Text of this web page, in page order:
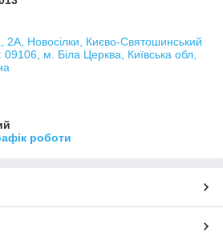
2А, Новосілки, Києво-Святошинський
м. Біла Церква, Київська обл,
роботи